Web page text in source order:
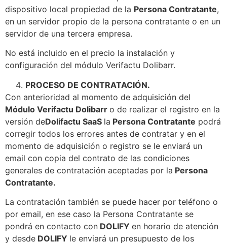
dispositivo local propiedad de la Persona Contratante,
en un servidor propio de la persona contratante o en un
servidor de una tercera empresa.
No está incluido en el precio la instalación y
configuración del módulo Verifactu Dolibarr.
PROCESO DE CONTRATACIÓN.
Con anterioridad al momento de adquisición del
Módulo Verifactu Dolibarr o de realizar el registro en la
versión deDolifactu SaaS la Persona Contratante podrá
corregir todos los errores antes de contratar y en el
momento de adquisición o registro se le enviará un
email con copia del contrato de las condiciones
generales de contratación aceptadas por la Persona
Contratante.
La contratación también se puede hacer por teléfono o
por email, en ese caso la Persona Contratante se
pondrá en contacto con DOLIFY en horario de atención
y desde DOLIFY le enviará un presupuesto de los